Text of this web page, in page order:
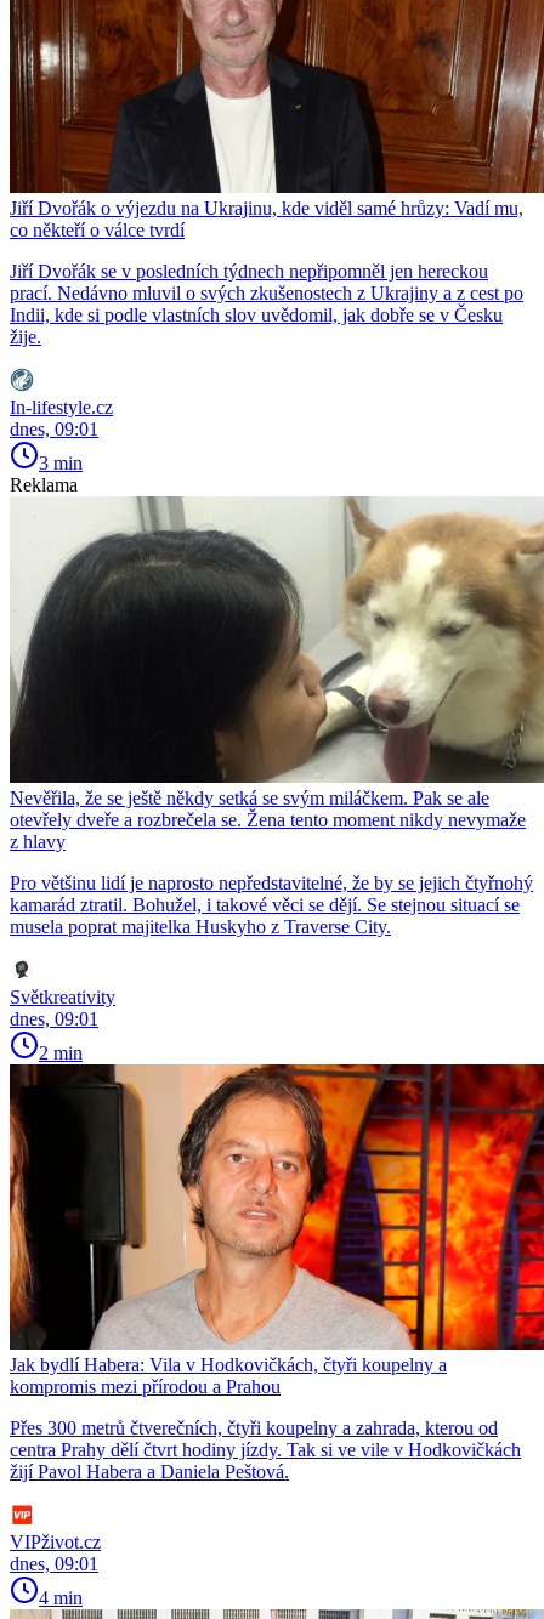
Jiří Dvořák o výjezdu na Ukrajinu, kde viděl samé hrůzy: Vadí mu,
co někteří o válce tvrdí
Jiří Dvořák se v posledních týdnech nepřipomněl jen hereckou
prací. Nedávno mluvil o svých zkušenostech z Ukrajiny a z cest po
Indii, kde si podle vlastních slov uvědomil, jak dobře se v Česku
žije.
In-lifestyle.cz
dnes, 09:01
3 min
Reklama
Nevěřila, že se ještě někdy setká se svým miláčkem. Pak se ale
otevřely dveře a rozbrečela se. Žena tento moment nikdy nevymaže
z hlavy
Pro většinu lidí je naprosto nepředstavitelné, že by se jejich čtyřnohý
kamarád ztratil. Bohužel, i takové věci se dějí. Se stejnou situací se
musela poprat majitelka Huskyho z Traverse City.
Světkreativity
dnes, 09:01
2 min
Jak bydlí Habera: Vila v Hodkovičkách, čtyři koupelny a
kompromis mezi přírodou a Prahou
Přes 300 metrů čtverečních, čtyři koupelny a zahrada, kterou od
centra Prahy dělí čtvrt hodiny jízdy. Tak si ve vile v Hodkovičkách
žijí Pavol Habera a Daniela Peštová.
VIPživot.cz
dnes, 09:01
4 min